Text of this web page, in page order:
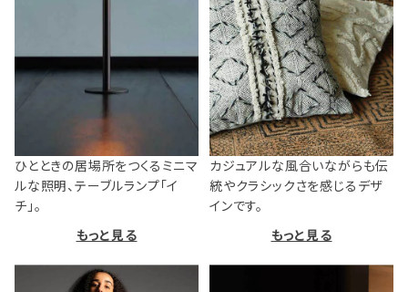
ひとときの居場所をつくるミニマ
ルな照明、テーブルランプ「イ
チ」。
もっと見る
カジュアルな風合いながらも伝
統やクラシックさを感じるデザ
インです。
もっと見る